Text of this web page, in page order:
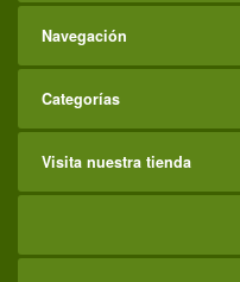
Navegación
Categorías
Visita nuestra tienda